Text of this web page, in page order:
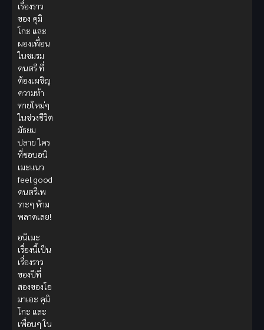
เรื่องราว
ของ คุมิ
โกะ และ
ผองเพื่อน
ในชมรม
ดนตรี ที่
ต้องเผชิญ
ความท้า
ทายใหม่ๆ
ในช่วงชีวิต
มัธยม
ปลาย ใคร
ที่ชอบอนิ
เมะแนว
feel good
ดนตรีเพ
ราะๆ ห้าม
พลาดเลย!
อนิเมะ
เรื่องนี้เป็น
เรื่องราว
ของปีที่
สองของโอ
มาเอะ คุมิ
โกะ และ
เพื่อนๆ ใน